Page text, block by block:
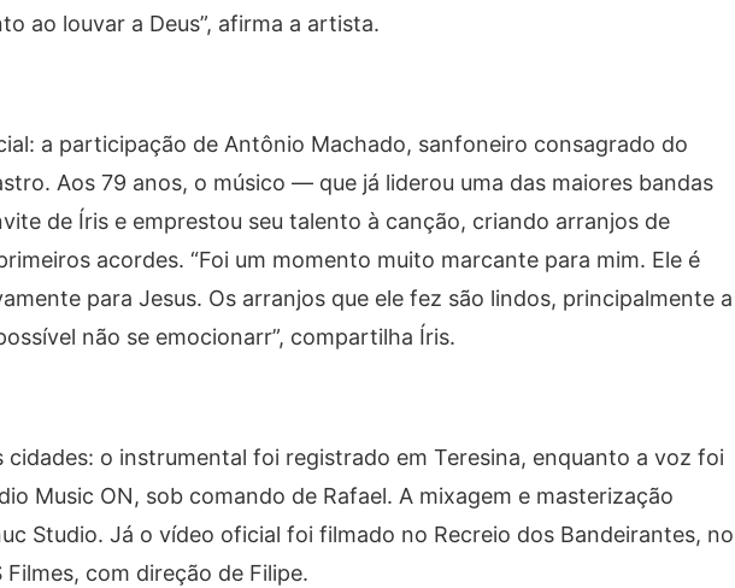
ao louvar a Deus”, afirma a artista.
a participação de Antônio Machado, sanfoneiro consagrado do
Aos 79 anos, o músico — que já liderou uma das maiores bandas
de Íris e emprestou seu talento à canção, criando arranjos de
acordes. “Foi um momento muito marcante para mim. Ele é
para Jesus. Os arranjos que ele fez são lindos, principalmente a
não se emocionarr”, compartilha Íris.
o instrumental foi registrado em Teresina, enquanto a voz foi
Music ON, sob comando de Rafael. A mixagem e masterização
Studio. Já o vídeo oficial foi filmado no Recreio dos Bandeirantes, no
com direção de Filipe.